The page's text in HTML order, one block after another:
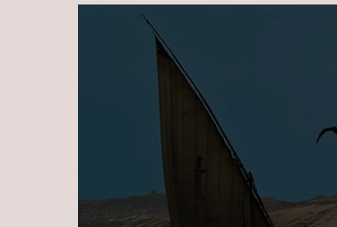
Skip to main content